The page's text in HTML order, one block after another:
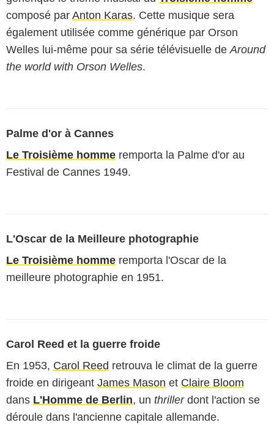
composé par Anton Karas. Cette musique sera
également utilisée comme générique par Orson
Welles lui-même pour sa série télévisuelle deAround
the world with Orson Welles.
Palme d'or à Cannes
Le Troisième homme remporta la Palme d'or au
Festival de Cannes 1949.
L'Oscar de la Meilleure photographie
Le Troisième homme remporta l'Oscar de la
meilleure photographie en 1951.
Carol Reed et la guerre froide
En 1953, Carol Reed retrouva le climat de la guerre
froide en dirigeant James Mason et Claire Bloom
dans L'Homme de Berlin, un thrillerdont l'action se
déroule dans l'ancienne capitale allemande.